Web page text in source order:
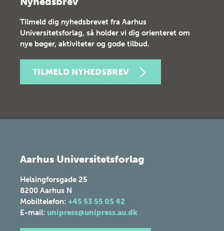
Tilmeld dig nyhedsbrevet fra Aarhus
Universitetsforlag, så holder vi dig orienteret om
nye bøger, aktiviteter og gode tilbud.
TILMELD NYHEDSBREV
Aarhus Universitetsforlag
Helsingforsgade 25
8200 Aarhus N
Mobiltelefon: +45 53 55 05 42
E-mail: unipress@unipress.au.dk